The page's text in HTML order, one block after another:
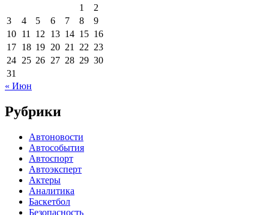
1
2
3
4 5 6 7 8
9
10 11 12 13 14 15 16
17 18 19 20 21 22 23
24 25 26 27 28 29 30
31
« Июн
Рубрики
Автоновости
Автособытия
Автоспорт
Автоэксперт
Актеры
Аналитика
Баскетбол
Безопасность